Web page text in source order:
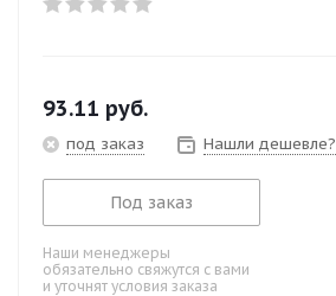
93.11 руб.
под заказ Нашли дешевле?
Под заказ
Наши менеджеры
обязательно свяжутся с вами
и уточнят условия заказа